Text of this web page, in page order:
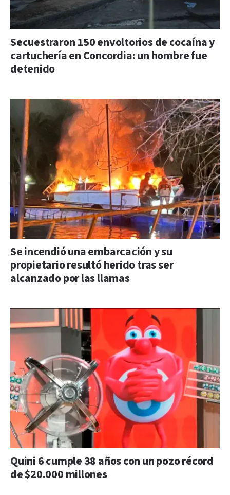
Secuestraron 150 envoltorios de cocaína y
cartuchería en Concordia: un hombre fue
detenido
Se incendió una embarcación y su
propietario resultó herido tras ser
alcanzado por las llamas
Quini 6 cumple 38 años con un pozo récord
de $20.000 millones